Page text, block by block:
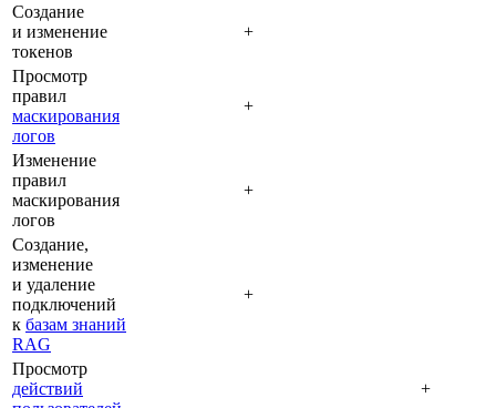
Создание
и изменение
токенов
+
Просмотр
правил
маскирования
логов
+
Изменение
правил
маскирования
логов
+
Создание,
изменение
и удаление
подключений
к базам знаний
RAG
+
Просмотр
действий
+